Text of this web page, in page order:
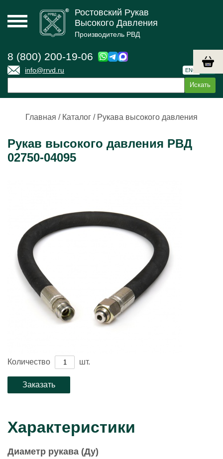
Ростовский Рукав
Высокого Давления
Производитель РВД
8 (800) 200-19-06
info@rrvd.ru ENG
Главная / Каталог / Рукава высокого давления
Рукав высокого давления РВД
02750-04095
Количество шт.
Характеристики
Диаметр рукава (Ду)